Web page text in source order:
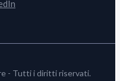
- Tutti i diritti riservati.